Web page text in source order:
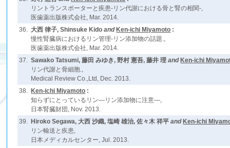
リントランスポーターと疾患-リン代謝における骨と腎の相関-,
医歯薬出版株式会社, Mar. 2014.
36. 大西 律子, Shinsuke Kido and Ken-ichi Miyamoto :
慢性腎臓病におけるリン管理-リン添加物の話題.,
医歯薬出版株式会社, Mar. 2014.
37. Sawako Tatsumi, 藤田 みゆき, 野村 憲吾, 藤井 理 and Ken-ichi
リン代謝と骨細胞.,
Medical Review Co.,Ltd, Dec. 2013.
38. Ken-ichi Miyamoto :
知らずにとっているリン―リン添加物に注意―,
日本腎臓財団, Nov. 2013.
39. Hiroko Segawa, 大西 沙織, 塩崎 雄治, 佐々木 祥平 and Ken-ichi
リン輸送と疾患,
日本メディカルセンター, Jul. 2013.